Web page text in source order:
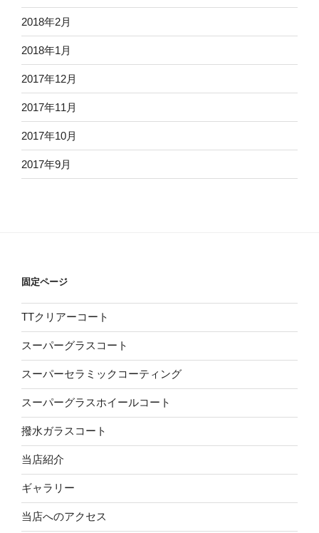
2018年2月
2018年1月
2017年12月
2017年11月
2017年10月
2017年9月
固定ページ
TTクリアーコート
スーパーグラスコート
スーパーセラミックコーティング
スーパーグラスホイールコート
撥水ガラスコート
当店紹介
ギャラリー
当店へのアクセス